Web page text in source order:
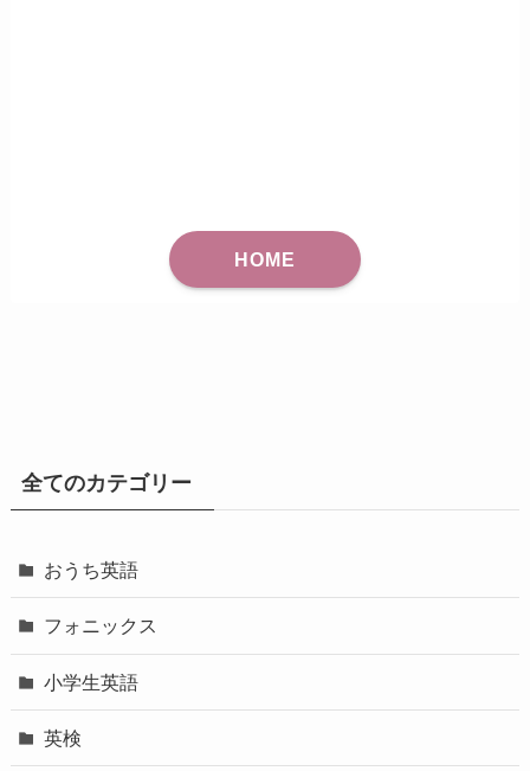
HOME
全てのカテゴリー
おうち英語
フォニックス
小学生英語
英検